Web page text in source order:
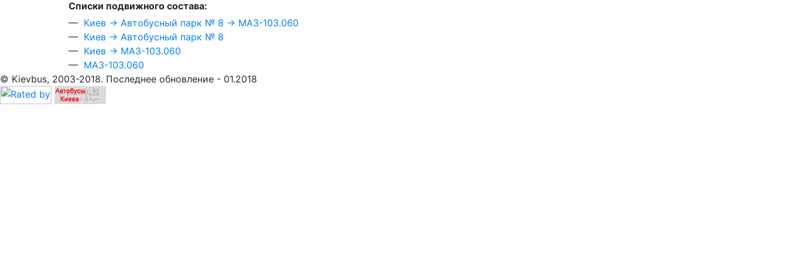
Cписки подвижного состава:
— Киев → Автобусный парк № 8 → МАЗ-103.060
— Киев → Автобусный парк № 8
— Киев → МАЗ-103.060
— МАЗ-103.060
© Kievbus, 2003-2018. Последнее обновление - 01.2018